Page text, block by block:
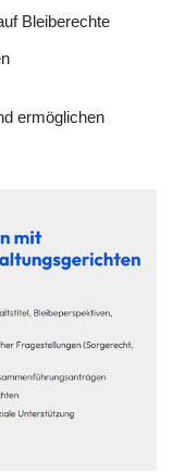
Bleiberechte
ermöglichen